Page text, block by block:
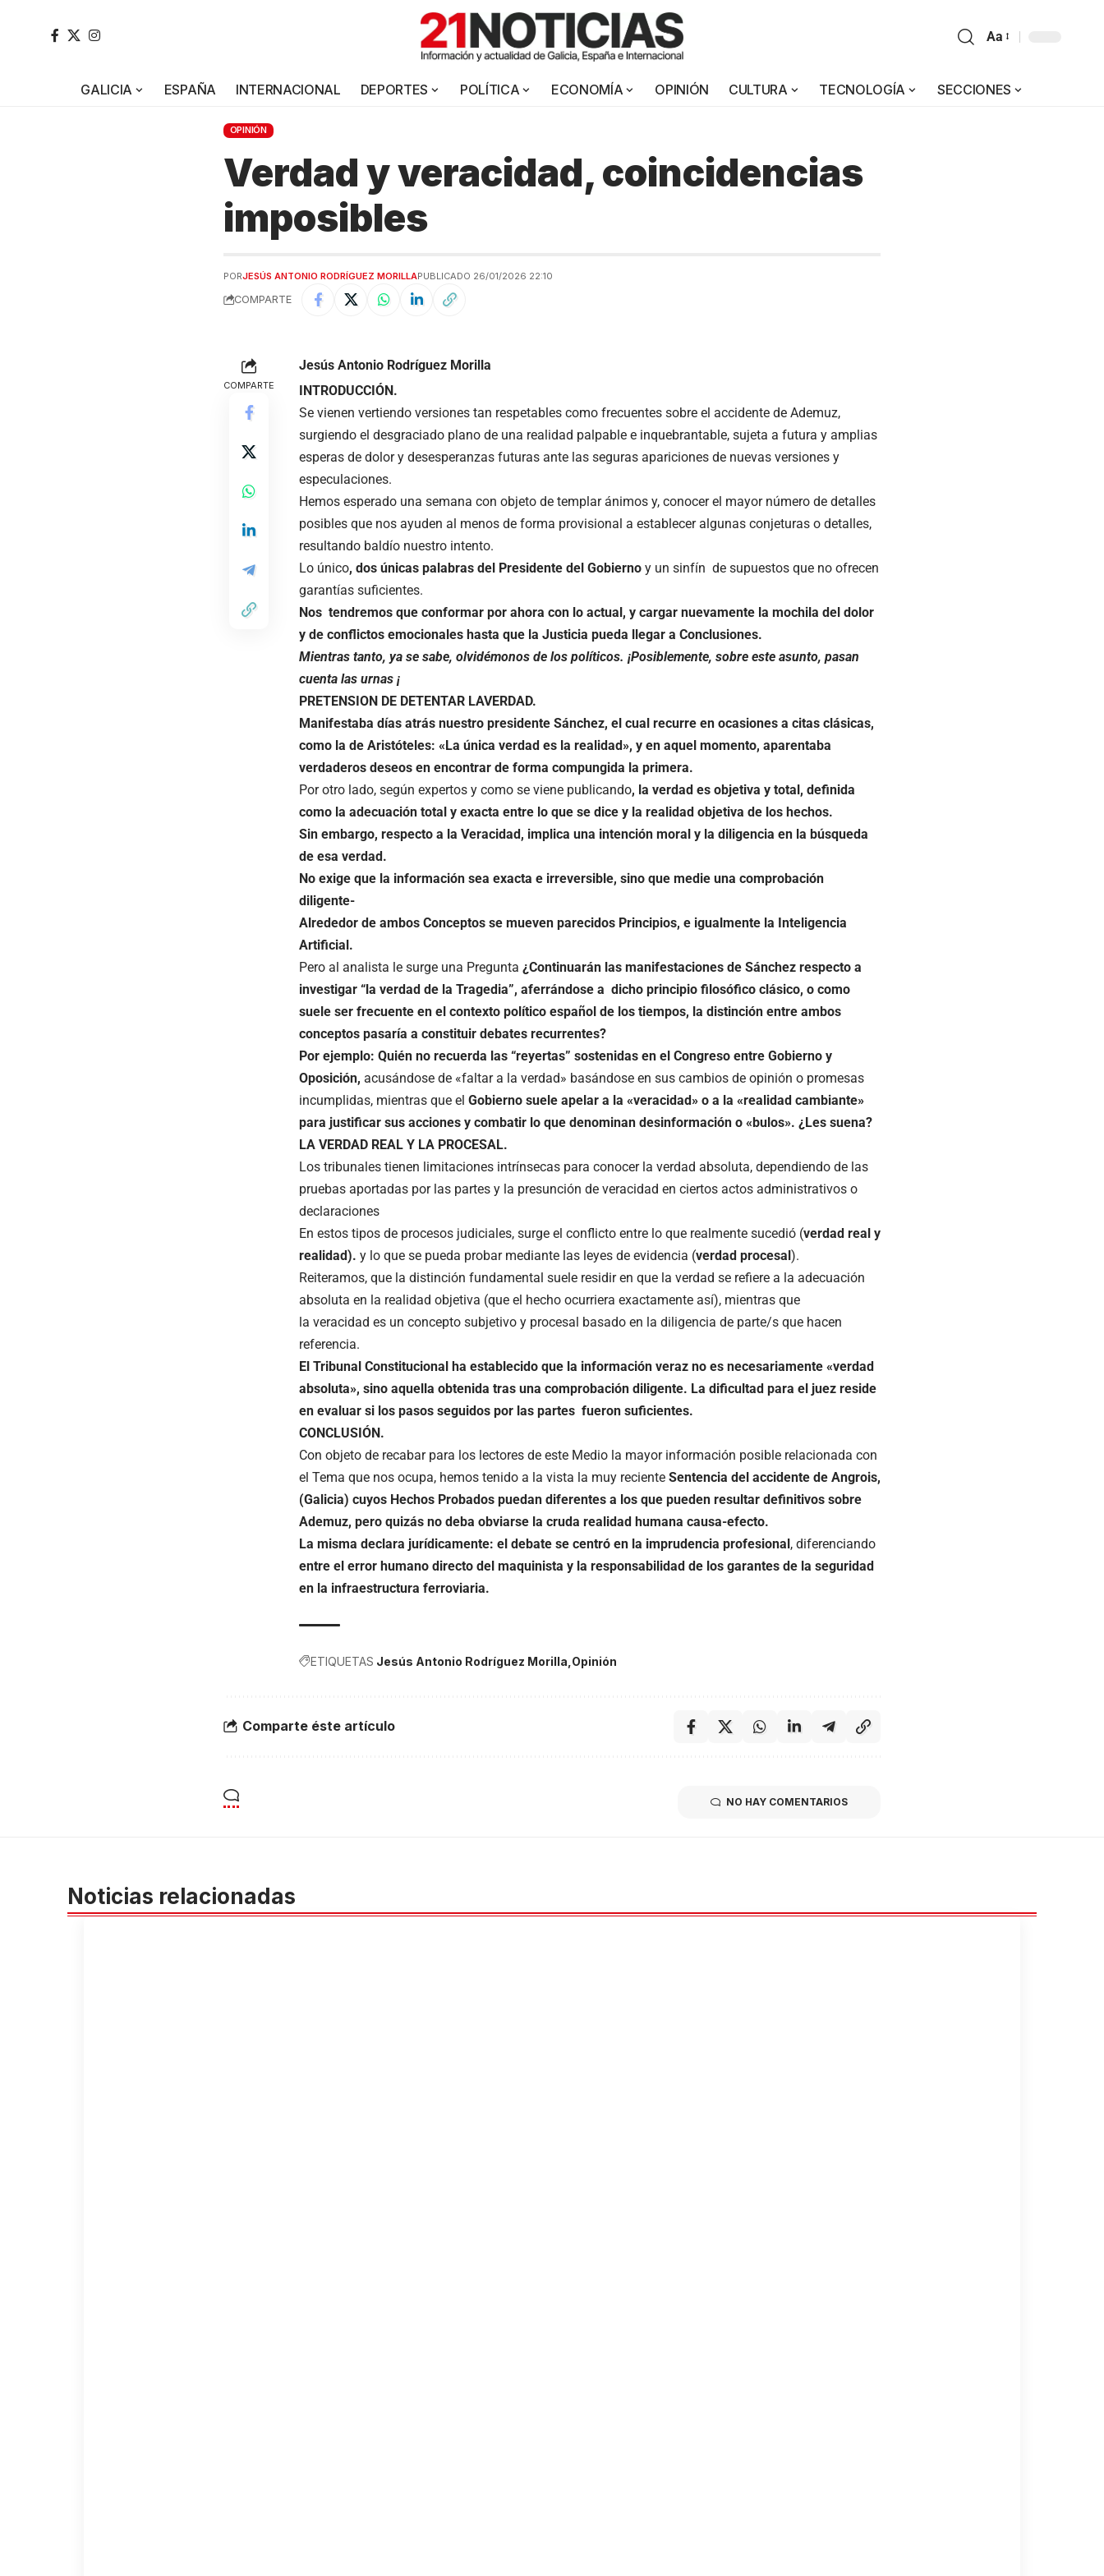
Aa
GALICIA ESPAÑA INTERNACIONAL DEPORTES POLÍTICA ECONOMÍA OPINIÓN CULTURA TECNOLOGÍA SECCIONES
OPINIÓN
Verdad y veracidad, coincidencias
imposibles
PORJESÚS ANTONIO RODRÍGUEZ MORILLAPUBLICADO 26/01/2026 22:10
COMPARTE
COMPARTE
Jesús Antonio Rodríguez Morilla
INTRODUCCIÓN.
Se vienen vertiendo versiones tan respetables como frecuentes sobre el accidente de Ademuz,
surgiendo el desgraciado plano de una realidad palpable e inquebrantable, sujeta a futura y amplias
esperas de dolor y desesperanzas futuras ante las seguras apariciones de nuevas versiones y
especulaciones.
Hemos esperado una semana con objeto de templar ánimos y, conocer el mayor número de detalles
posibles que nos ayuden al menos de forma provisional a establecer algunas conjeturas o detalles,
resultando baldío nuestro intento.
Lo único, dos únicas palabras del Presidente del Gobierno y un sinfín de supuestos que no ofrecen
garantías suficientes.
Nos tendremos que conformar por ahora con lo actual, y cargar nuevamente la mochila del dolor
y de conflictos emocionales hasta que la Justicia pueda llegar a Conclusiones.
Mientras tanto, ya se sabe, olvidémonos de los políticos. ¡Posiblemente, sobre este asunto, pasan
cuenta las urnas ¡
PRETENSION DE DETENTAR LAVERDAD.
Manifestaba días atrás nuestro presidente Sánchez, el cual recurre en ocasiones a citas clásicas,
como la de Aristóteles: «La única verdad es la realidad», y en aquel momento, aparentaba
verdaderos deseos en encontrar de forma compungida la primera.
Por otro lado, según expertos y como se viene publicando, la verdad es objetiva y total, definida
como la adecuación total y exacta entre lo que se dice y la realidad objetiva de los hechos.
Sin embargo, respecto a la Veracidad, implica una intención moral y la diligencia en la búsqueda
de esa verdad.
No exige que la información sea exacta e irreversible, sino que medie una comprobación
diligente-
Alrededor de ambos Conceptos se mueven parecidos Principios, e igualmente la Inteligencia
Artificial.
Pero al analista le surge una Pregunta ¿Continuarán las manifestaciones de Sánchez respecto a
investigar “la verdad de la Tragedia”, aferrándose a dicho principio filosófico clásico, o como
suele ser frecuente en el contexto político español de los tiempos, la distinción entre ambos
conceptos pasaría a constituir debates recurrentes?
Por ejemplo: Quién no recuerda las “reyertas” sostenidas en el Congreso entre Gobierno y
Oposición, acusándose de «faltar a la verdad» basándose en sus cambios de opinión o promesas
incumplidas, mientras que el Gobierno suele apelar a la «veracidad» o a la «realidad cambiante»
para justificar sus acciones y combatir lo que denominan desinformación o «bulos». ¿Les suena?
LA VERDAD REAL Y LA PROCESAL.
Los tribunales tienen limitaciones intrínsecas para conocer la verdad absoluta, dependiendo de las
pruebas aportadas por las partes y la presunción de veracidad en ciertos actos administrativos o
declaraciones
En estos tipos de procesos judiciales, surge el conflicto entre lo que realmente sucedió (verdad real y
realidad). y lo que se pueda probar mediante las leyes de evidencia (verdad procesal).
Reiteramos, que la distinción fundamental suele residir en que la verdad se refiere a la adecuación
absoluta en la realidad objetiva (que el hecho ocurriera exactamente así), mientras que
la veracidad es un concepto subjetivo y procesal basado en la diligencia de parte/s que hacen
referencia.
El Tribunal Constitucional ha establecido que la información veraz no es necesariamente «verdad
absoluta», sino aquella obtenida tras una comprobación diligente. La dificultad para el juez reside
en evaluar si los pasos seguidos por las partes fueron suficientes.
CONCLUSIÓN.
Con objeto de recabar para los lectores de este Medio la mayor información posible relacionada con
el Tema que nos ocupa, hemos tenido a la vista la muy reciente Sentencia del accidente de Angrois,
(Galicia) cuyos Hechos Probados puedan diferentes a los que pueden resultar definitivos sobre
Ademuz, pero quizás no deba obviarse la cruda realidad humana causa-efecto.
La misma declara jurídicamente: el debate se centró en la imprudencia profesional, diferenciando
entre el error humano directo del maquinista y la responsabilidad de los garantes de la seguridad
en la infraestructura ferroviaria.
ETIQUETAS Jesús Antonio Rodríguez Morilla Opinión
Comparte éste artículo
NO HAY COMENTARIOS
Noticias relacionadas